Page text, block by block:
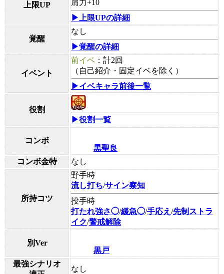
上限UP
肩力+10
▶上限UPの詳細
覚醒
なし
▶覚醒の詳細
イベント
前イベ ：計2回
（自己紹介・固定イベを除く）
▶イベキャラ前後一覧
役割
▶役割一覧
コンボ
黒聖良
コンボ金特
なし
所持コツ
野手時
流し打ち/サイン察知
投手時
打たれ強さ◯/緩急◯/手応え /先制ストラ
イク/警戒解除
別Ver
黒戸
最強シナリオ
なし